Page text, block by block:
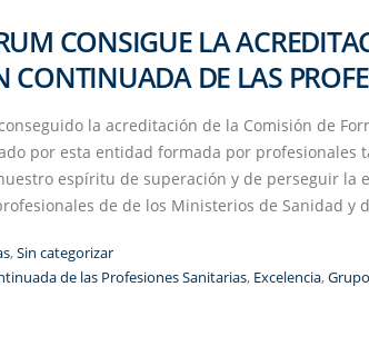
CONSIGUE LA
CONTINUADA DE LAS
la acreditación de la Comisión de
por esta entidad formada por
espíritu de superación y de perseguir la
de de los Ministerios de Sanidad y
,Sin categorizar
de las Profesiones Sanitarias, Excelencia,